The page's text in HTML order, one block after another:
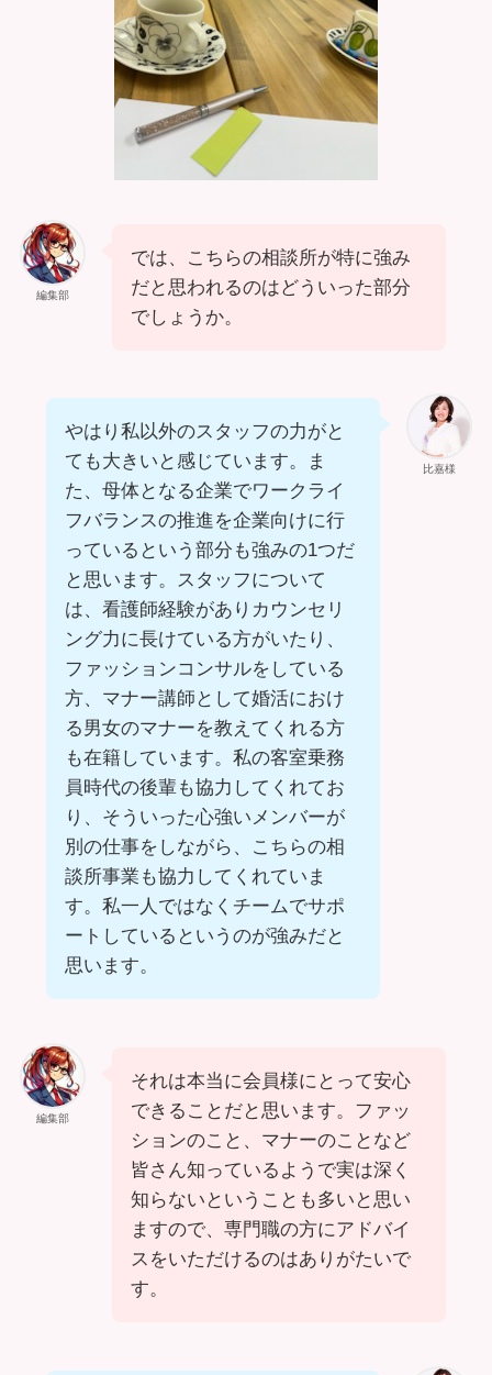
編集部
では、こちらの相談所が特に強み
だと思われるのはどういった部分
でしょうか。
比嘉様
やはり私以外のスタッフの力がと
ても大きいと感じています。ま
た、母体となる企業でワークライ
フバランスの推進を企業向けに行
っているという部分も強みの1つだ
と思います。スタッフについて
は、看護師経験がありカウンセリ
ング力に長けている方がいたり、
ファッションコンサルをしている
方、マナー講師として婚活におけ
る男女のマナーを教えてくれる方
も在籍しています。私の客室乗務
員時代の後輩も協力してくれてお
り、そういった心強いメンバーが
別の仕事をしながら、こちらの相
談所事業も協力してくれていま
す。私一人ではなくチームでサポ
ートしているというのが強みだと
思います。
編集部
それは本当に会員様にとって安心
できることだと思います。ファッ
ションのこと、マナーのことなど
皆さん知っているようで実は深く
知らないということも多いと思い
ますので、専門職の方にアドバイ
スをいただけるのはありがたいで
す。